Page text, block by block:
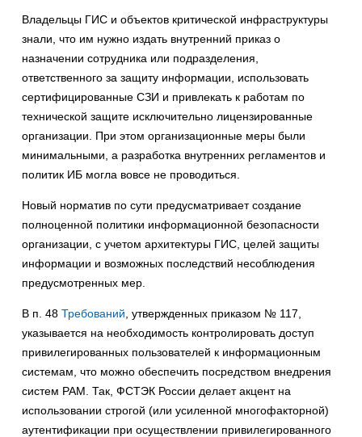
Владельцы ГИС и объектов критической инфраструктуры
знали, что им нужно издать внутренний приказ о
назначении сотрудника или подразделения,
ответственного за защиту информации, использовать
сертифицированные СЗИ и привлекать к работам по
технической защите исключительно лицензированные
организации. При этом организационные меры были
минимальными, а разработка внутренних регламентов и
политик ИБ могла вовсе не проводиться.
Новый норматив по сути предусматривает создание
полноценной политики информационной безопасности
организации, с учетом архитектуры ГИС, целей защиты
информации и возможных последствий несоблюдения
предусмотренных мер.
В п. 48 Требований , утвержденных приказом № 117,
указывается на необходимость контролировать доступ
привилегированных пользователей к информационным
системам, что можно обеспечить посредством внедрения
систем PAM. Так, ФСТЭК России делает акцент на
использовании строгой (или усиленной многофакторной)
аутентификации при осуществлении привилегированного